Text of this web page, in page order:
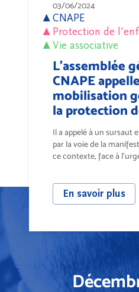
03/06/2024
CNAPE
Protection de
Vie associative
L'assemblée
CNAPE
mobilisation
la protection
Il a appelé à un sursaut
par la voie de la
ce contexte, face à
En savoir plus